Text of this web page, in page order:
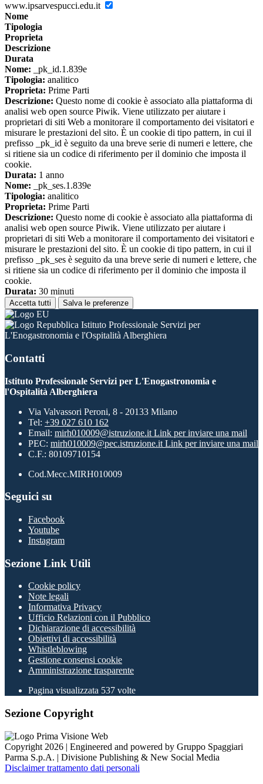
www.ipsarvespucci.edu.it
Nome
Tipologia
Proprieta
Descrizione
Durata
Nome: _pk_id.1.839e
Tipologia: analitico
Proprieta: Prime Parti
Descrizione: Questo nome di cookie è associato alla piattaforma di
analisi web open source Piwik. Viene utilizzato per aiutare i
proprietari di siti Web a monitorare il comportamento dei visitatori e
misurare le prestazioni del sito. È un cookie di tipo pattern, in cui il
prefisso _pk_id è seguito da una breve serie di numeri e lettere, che
si ritiene sia un codice di riferimento per il dominio che imposta il
cookie.
Durata: 1 anno
Nome: _pk_ses.1.839e
Tipologia: analitico
Proprieta: Prime Parti
Descrizione: Questo nome di cookie è associato alla piattaforma di
analisi web open source Piwik. Viene utilizzato per aiutare i
proprietari di siti Web a monitorare il comportamento dei visitatori e
misurare le prestazioni del sito. È un cookie di tipo pattern, in cui il
prefisso _pk_ses è seguito da una breve serie di numeri e lettere, che
si ritiene sia un codice di riferimento per il dominio che imposta il
cookie.
Durata: 30 minuti
Accetta tutti Salva le preferenze
Istituto Professionale Servizi per
L'Enogastronomia e l'Ospitalità Alberghiera
Contatti
Istituto Professionale Servizi per L'Enogastronomia e
l'Ospitalità Alberghiera
Via Valvassori Peroni, 8 - 20133 Milano
Tel: +39 027 610 162
Email: mirh010009@istruzione.it Link per inviare una mail
PEC: mirh010009@pec.istruzione.it Link per inviare una mail
C.F.: 80109710154
Cod.Mecc.MIRH010009
Seguici su
Facebook
Youtube
Instagram
Sezione Link Utili
Cookie policy
Note legali
Informativa Privacy
Ufficio Relazioni con il Pubblico
Dichiarazione di accessibilità
Obiettivi di accessibilità
Whistleblowing
Gestione consensi cookie
Amministrazione trasparente
Pagina visualizzata 537 volte
Sezione Copyright
Copyright 2026 | Engineered and powered by Gruppo Spaggiari
Parma S.p.A. | Divisione Publishing & New Social Media
Disclaimer trattamento dati personali